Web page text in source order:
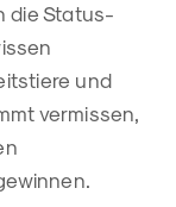
die Status-
und
vermissen,